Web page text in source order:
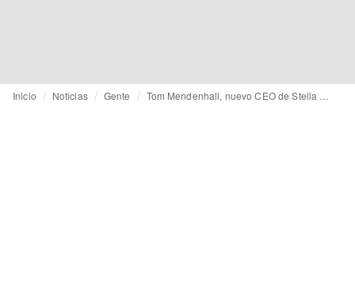
Inicio Noticias Gente